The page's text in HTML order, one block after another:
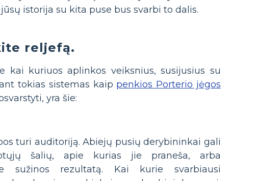
istorija su kita puse bus svarbi to dalis.
reljefą.
kai kuriuos aplinkos veiksnius, susijusius su
tokias sistemas kaip penkios Porterio jėgos
yra šie:
turi auditoriją. Abiejų pusių derybininkai gali
šalių, apie kurias jie praneša, arba
sužinos rezultatą. Kai kurie svarbiausi